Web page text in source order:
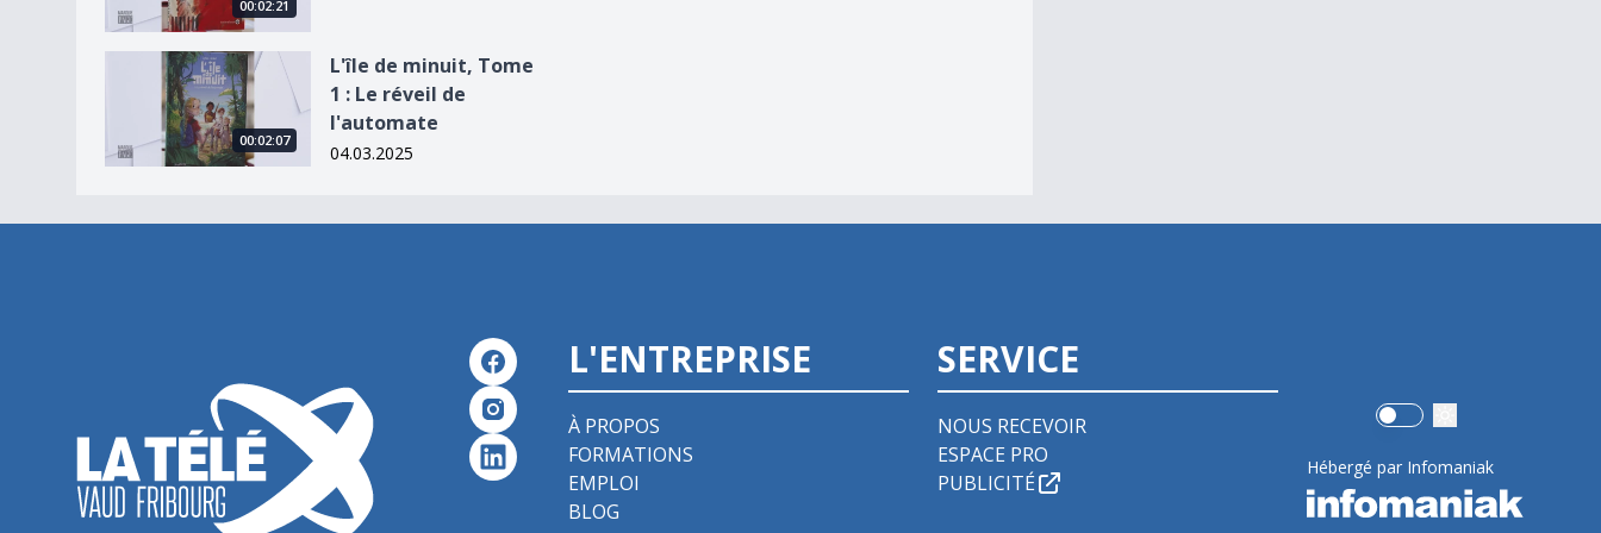
00:02:21
L&#039;île de minuit, Tome 1 : Le réveil de l&#039;automate
00:02:07
L'île de minuit, Tome
1 : Le réveil de
l'automate
04.03.2025
L'ENTREPRISE
À PROPOS
FORMATIONS
EMPLOI
BLOG
SERVICE
NOUS RECEVOIR
ESPACE PRO
PUBLICITÉ
Use setting
Hébergé par Infomaniak